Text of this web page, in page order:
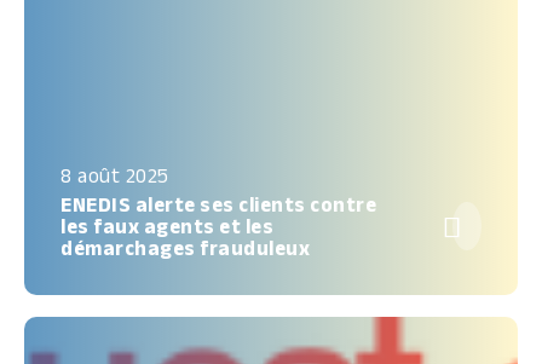
8 août 2025
ENEDIS alerte ses clients contre
les faux agents et les
démarchages frauduleux
